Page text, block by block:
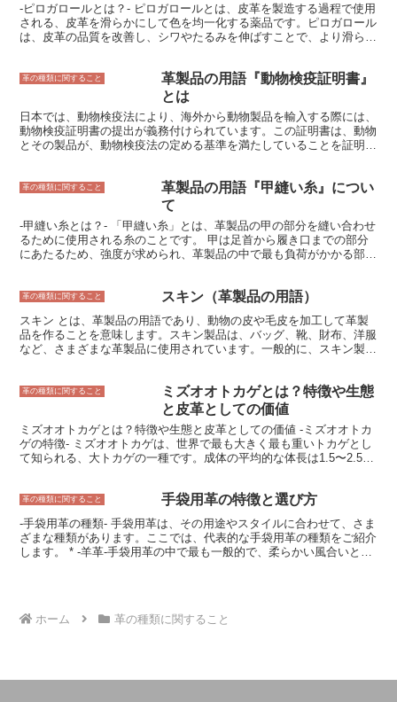
-ピロガロールとは？- ピロガロールとは、皮革を製造する過程で使用
される、皮革を滑らかにして色を均一化する薬品です。ピロガロール
は、皮革の品質を改善し、シワやたるみを伸ばすことで、より滑らか
ちする革になります。 ピロガロールは、様々な種類の皮革に使用す
ることができます。靴、手袋、バッグ、家具、衣類など、様々な革の
装飾品にピロガロールが使用されています。ピロガロールは、皮革を
より耐久性のある外観と手触りにして、使いやすくする薬品です。一
般的には、クロミウム鞣し革に使用されています。ピロガロールは、
革や他の合成革に塗布することで、光沢を出します。
革の種類に関すること
革製品の用語『動物検疫証明書』
とは
日本では、動物検疫法により、海外から動物製品を輸入する際には、
動物検疫証明書の提出が義務付けられています。この証明書は、動物
とその製品が、動物検疫法の定める基準を満たしていることを証明す
よる検査結果などが記載されます。また、動物製品の場合は、製品の
種類、原材料、製造方法、検査結果などが記載されます。 動物検疫
証明書は、動物製品の安全性を確保するためには欠かせないもので
す。証明書を提出することで、動物製品が動物検疫法の基準を満たし
ていることが証明され、日本国内で安心して流通させることができま
す。
革の種類に関すること
革製品の用語『甲縫い糸』につい
て
-甲縫い糸とは？- 「甲縫い糸」とは、革製品の甲の部分を縫い合わせ
るために使用される糸のことです。 甲は足首から履き口までの部分
にあたるため、強度が求められ、革製品の中で最も負荷がかかる部分
どの天然繊維や化学繊維が使用されます。天然繊維は通気性に優れて
優れていますが、通気性は天然繊維に劣ります。甲縫い糸を選ぶ際に
は、革製品の用途や耐久性、通気性などを考慮して、最適な素材を選
ぶ必要があります。
革の種類に関すること スキン（革製品の用語）
スキン とは、革製品の用語であり、動物の皮や毛皮を加工して革製
品を作ることを意味します。スキン製品は、バッグ、靴、財布、洋服
など、さまざまな革製品に使用されています。一般的に、スキン製品
ッション性が高いとされています。 スキンの種類は、動物の種類に
よって異なります。牛、豚、羊、鹿、馬、ワニ、ヘビなど、さまざま
な動物の皮や毛皮がスキン製品に使用されています。スキン製品に
は、それぞれの動物の特徴が生かされており、独特の風合いを持って
います。牛のスキン製品は、耐久性と高級感があり、豚のスキン製品
は、柔らかさと軽さが特徴です。羊のスキン製品は、保温性に優れて
強靭で耐久性があり、ワニのスキン製品は、高級感とファッション性
が高いとされています。ヘビのスキン製品は、独特の柄が特徴です。
スキン製品の手入れは、オイルやワックスを使用するのが一般的で
す。オイルやワックスは、スキン製品の革を保護し、劣化を防ぐ効果
があります。スキン製品の手入れを定期的に行うことで、長く使用す
ることができます。また、スキン製品は、直射日光や高温多湿を避け
革の種類に関すること
ミズオオトカゲとは？特徴や生態
と皮革としての価値
ミズオオトカゲとは？特徴や生態と皮革としての価値 -ミズオオトカ
ゲの特徴- ミズオオトカゲは、世界で最も大きく最も重いトカゲとし
て知られる、大トカゲの一種です。成体の平均的な体長は1.5〜2.5メ
もなり、その総体長は4メートル以上に及ぶこともあります。ミズオ
黄色やクリーム色をしています。頭部は大きく、吻部は丸みを帯びて
います。目が大きく、視力は優れています。四肢は短く、足指には鋭
い爪が生えています。ミズオオトカゲは、水辺に生息するトカゲで、
革の種類に関すること 手袋用革の特徴と選び方
-手袋用革の種類- 手袋用革は、その用途やスタイルに合わせて、さま
ざまな種類があります。ここでは、代表的な手袋用革の種類をご紹介
します。 * -羊革-手袋用革の中で最も一般的で、柔らかい風合いと耐
特徴です。薄手で通気性が高いので、夏場の手袋に向いています。 *
柔らかく、しなやかな風合いが特徴です。高級手袋に使用されること
ホーム 革の種類に関すること